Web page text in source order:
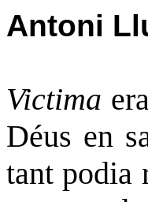
Antoni
Victima
Déus en
tant podia